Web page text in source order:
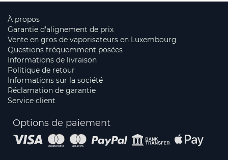
À propos
Garantie d'alignement de prix
Vente en gros de vaporisateurs en Luxembourg
Questions fréquemment posées
Informations de livraison
Politique de retour
Informations sur la société
Réclamation de garantie
Service client
Options de paiement